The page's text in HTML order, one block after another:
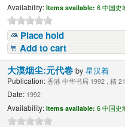
Availability: Items available: 6 中国史
Place hold
Add to cart
大漠烟尘:元代卷by星汉着
Publication: 香港 中华书局 1992 , 精
Date: 1992
Availability: Items available: 6 中国史